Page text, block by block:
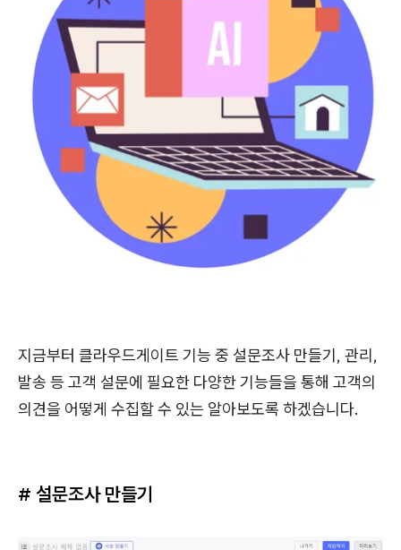
지금부터 클라우드게이트 기능 중 설문조사 만들기, 관리,
발송 등 고객 설문에 필요한 다양한 기능들을 통해 고객의
의견을 어떻게 수집할 수 있는 알아보도록 하겠습니다.
# 설문조사 만들기